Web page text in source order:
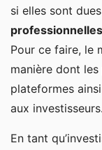
si elles sont
Pour ce faire, le
manière dont
plateformes
aux investisseurs.
En tant